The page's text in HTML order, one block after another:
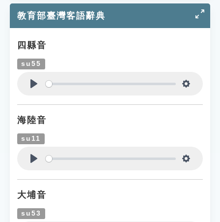
教育部臺灣客語辭典
四縣音
su55
海陸音
su11
大埔音
su53